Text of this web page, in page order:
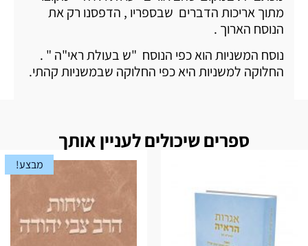
מתוך אריכות הדברים שבספריו , הדפסנו רק את
הנוסח הארוך .
נוסח המשניות הוא כפי הנוסח "ש בעולת ראי"ה " .
החלוקה למשניות היא כפי החלוקה שבמשניות קהתי.
ספרים שיכולים לעניין אותך
מבצע!